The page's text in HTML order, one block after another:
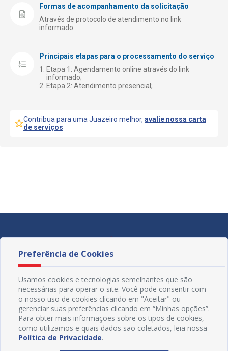
Formas de acompanhamento da solicitação
Através de protocolo de atendimento no link
informado.
Principais etapas para o processamento do serviço
Etapa 1: Agendamento online através do link
informado;
Etapa 2: Atendimento presencial;
Contribua para uma Juazeiro melhor, avalie nossa carta
de serviços
Preferência de Cookies
Usamos cookies e tecnologias semelhantes que são
necessárias para operar o site. Você pode consentir com
o nosso uso de cookies clicando em "Aceitar" ou
gerenciar suas preferências clicando em “Minhas opções”.
Para obter mais informações sobre os tipos de cookies,
como utilizamos e quais dados são coletados, leia nossa
Política de Privacidade.